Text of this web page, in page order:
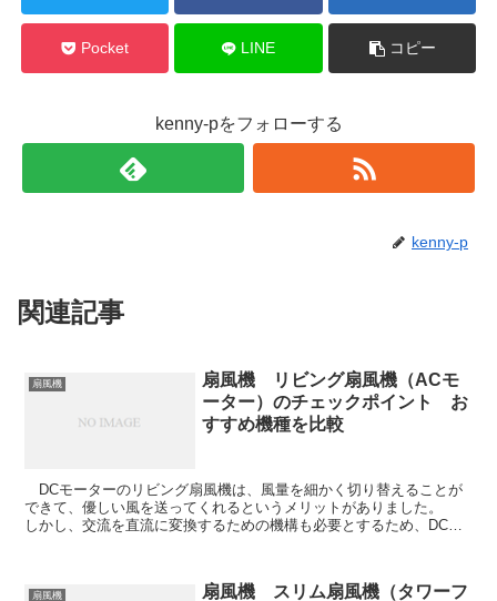
Pocket LINE コピー
kenny-pをフォローする
kenny-p
関連記事
扇風機
扇風機 リビング扇風機（ACモ
ーター）のチェックポイント お
すすめ機種を比較
DCモーターのリビング扇風機は、風量を細かく切り替えることが
できて、優しい風を送ってくれるというメリットがありました。
しかし、交流を直流に変換するための機構も必要とするため、DCモ
扇風機
扇風機 スリム扇風機（タワーフ